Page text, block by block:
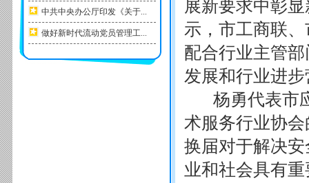
中共中央办公厅印发《关于...
做好新时代流动党员管理工...
展新要求中彰
示，市工商联
配合行业主管
发展和行业进
杨勇代表市应
术服务行业协
换届对于解决
业和社会具有